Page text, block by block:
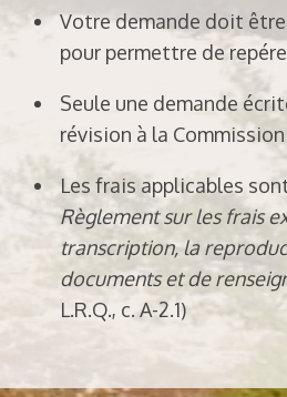
Votre demande doit
pour permettre de
Seule une demande
révision à la
Les frais applicables
Règlement sur les frais
transcription, la
documents et de
L.R.Q., c. A-2.1)